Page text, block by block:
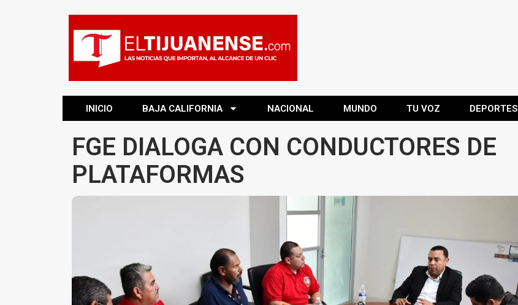
INICIO BAJA CALIFORNIA NACIONAL MUNDO TU VOZ DEPORTES
FGE DIALOGA CON CONDUCTORES DE
PLATAFORMAS